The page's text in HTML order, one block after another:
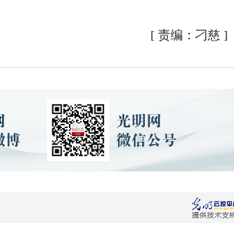
[ 责编：刁慈 ]